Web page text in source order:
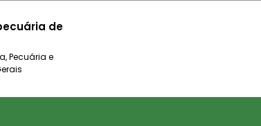
de
Pecuária e